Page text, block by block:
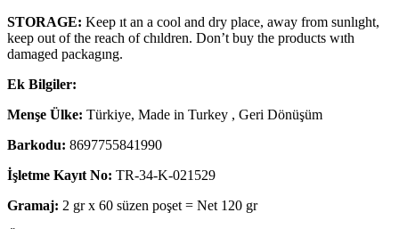
STORAGE: Keep ıt an a cool and dry place, away from sunlıght,
keep out of the reach of chıldren. Don’t buy the products wıth
damaged packagıng.
Ek Bilgiler:
Menşe Ülke: Türkiye, Made in Turkey , Geri Dönüşüm
Barkodu: 8697755841990
İşletme Kayıt No: TR-34-K-021529
Gramaj: 2 gr x 60 süzen poşet = Net 120 gr